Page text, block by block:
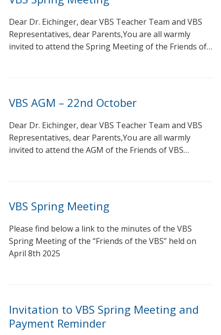
Dear Dr. Eichinger, dear VBS Teacher Team and VBS
Representatives, dear Parents,You are all warmly
invited to attend the Spring Meeting of the Friends of…
VBS AGM – 22nd October
Dear Dr. Eichinger, dear VBS Teacher Team and VBS
Representatives, dear Parents,You are all warmly
invited to attend the AGM of the Friends of VBS…
VBS Spring Meeting
Please find below a link to the minutes of the VBS
Spring Meeting of the “Friends of the VBS” held on
April 8th 2025
Invitation to VBS Spring Meeting and
Payment Reminder